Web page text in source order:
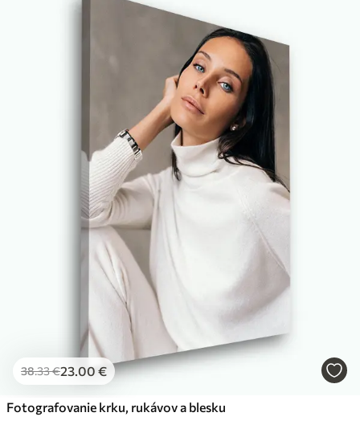
38.33€23 .00 €
Fotografovanie krku, rukávov a blesku